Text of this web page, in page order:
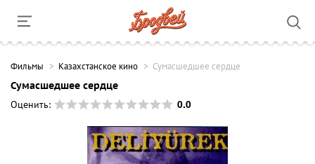
Фильмы Казахстанское кино Сумасшедшее сердце
Сумасшедшее сердце
Оценить:
0.0